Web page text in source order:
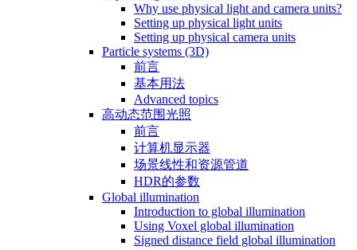
Why use physical light and camera units?
Setting up physical light units
Setting up physical camera units
Particle systems (3D)
前言
基本用法
Advanced topics
高动态范围光照
前言
计算机显示器
场景线性和资源管道
HDR的参数
Global illumination
Introduction to global illumination
Using Voxel global illumination
Signed distance field global illumination